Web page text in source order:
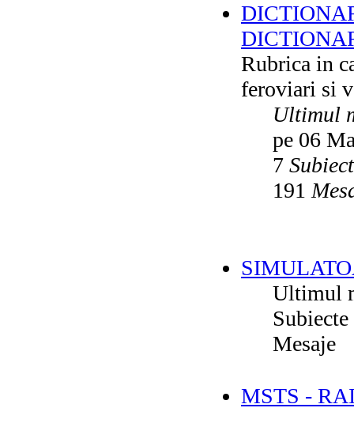
Rubrica in
feroviari si
Ultimul
pe 06
7
191
Ultimul
Subiecte
Mesaje
MSTS -